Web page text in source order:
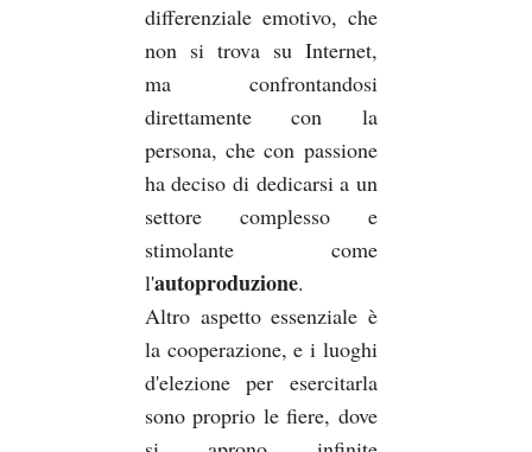
differenziale emotivo, che
non si trova su Internet,
ma confrontandosi
direttamente con la
persona, che con passione
ha deciso di dedicarsi a un
settore complesso e
stimolante come
l'autoproduzione.
Altro aspetto essenziale è
la cooperazione, e i luoghi
d'elezione per esercitarla
sono proprio le fiere, dove